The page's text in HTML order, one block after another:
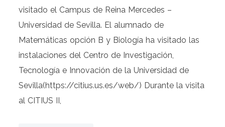
visitado el Campus de Reina Mercedes –
Universidad de Sevilla. El alumnado de
Matemáticas opción B y Biología ha visitado las
instalaciones del Centro de Investigación,
Tecnología e Innovación de la Universidad de
Sevilla(https://citius.us.es/web/) Durante la visita
al CITIUS II,